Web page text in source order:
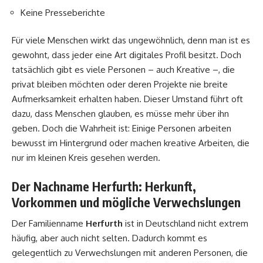
Keine Presseberichte
Für viele Menschen wirkt das ungewöhnlich, denn man ist es
gewohnt, dass jeder eine Art digitales Profil besitzt. Doch
tatsächlich gibt es viele Personen – auch Kreative –, die
privat bleiben möchten oder deren Projekte nie breite
Aufmerksamkeit erhalten haben. Dieser Umstand führt oft
dazu, dass Menschen glauben, es müsse mehr über ihn
geben. Doch die Wahrheit ist: Einige Personen arbeiten
bewusst im Hintergrund oder machen kreative Arbeiten, die
nur im kleinen Kreis gesehen werden.
Der Nachname Herfurth: Herkunft,
Vorkommen und mögliche Verwechslungen
Der Familienname Herfurth ist in Deutschland nicht extrem
häufig, aber auch nicht selten. Dadurch kommt es
gelegentlich zu Verwechslungen mit anderen Personen, die